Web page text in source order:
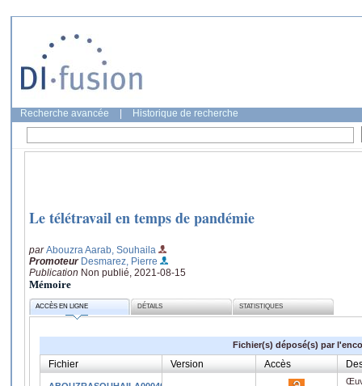
Recherche avancée Historique de recherche
Le télétravail en temps de pandémie
parAbouzra Aarab, Souhaila
Promoteur Desmarez, Pierre
Publication Non publié, 2021-08-15
Mémoire
ACCÈS EN LIGNE DÉTAILS STATISTIQUES
Fichier(s) déposé(s) par
Fichier Version Accès